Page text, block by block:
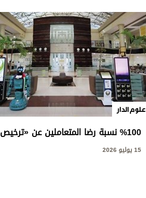
علوم الدار
%100 نسبة رضا المتعاملين عن «ترخيص
الآليات والسائقين» في عجمان
15 يوليو 2026